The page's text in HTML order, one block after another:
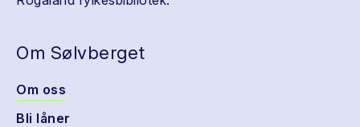
Om Sølvberget
Om oss
Bli låner